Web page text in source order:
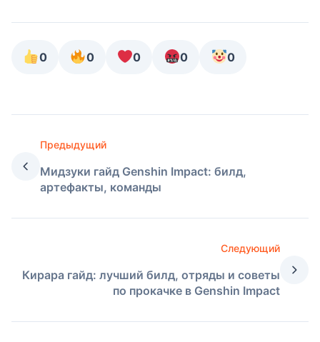
0 0 0 0 0
Предыдущий
Мидзуки гайд Genshin Impact: билд,
артефакты, команды
Следующий
Кирара гайд: лучший билд, отряды и советы
по прокачке в Genshin Impact